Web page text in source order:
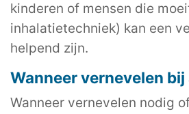
kinderen of mensen die
inhalatietechniek) kan een
helpend zijn.
Wanneer vernevelen bij
Wanneer vernevelen nodig